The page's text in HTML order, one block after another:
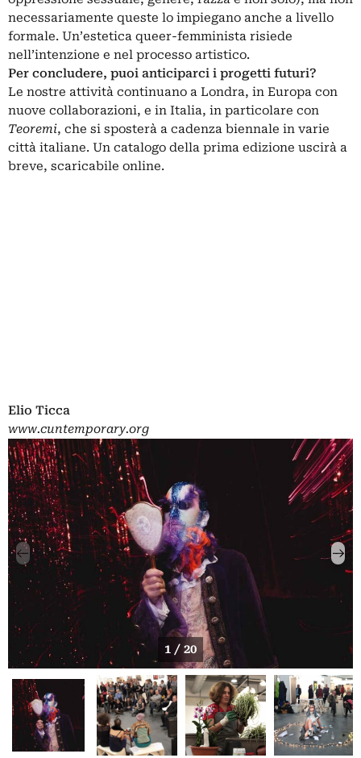
necessariamente queste lo impiegano anche a livello
formale. Un’estetica queer-femminista risiede
nell’intenzione e nel processo artistico.
Per concludere, puoi anticiparci i progetti futuri?
Le nostre attività continuano a Londra, in Europa con
nuove collaborazioni, e in Italia, in particolare con
Teoremi, che si sposterà a cadenza biennale in varie
città italiane. Un catalogo della prima edizione uscirà a
breve, scaricabile online.
Elio Ticca
www.cuntemporary.org
1 / 20